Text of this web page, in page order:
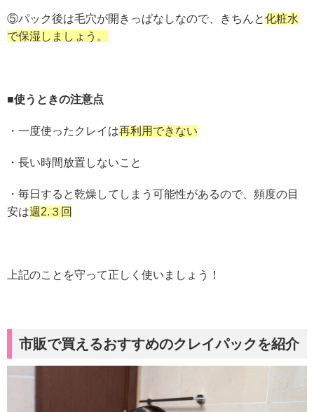
⑤パック後は毛穴が開きっぱなしなので、きちんと化粧水
で保湿しましょう。
■使うときの注意点
・一度使ったクレイは再利用できない
・長い時間放置しないこと
・毎日すると乾燥してしまう可能性があるので、頻度の目
安は週2.３回
上記のことを守って正しく使いましょう！
市販で買えるおすすめのクレイパックを紹介